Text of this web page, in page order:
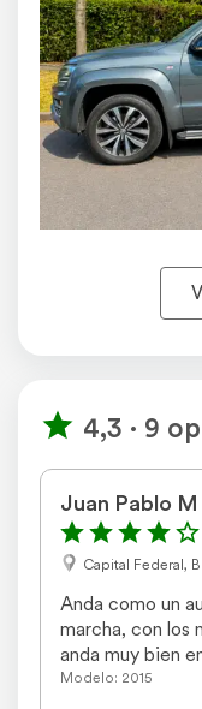
4,3 · 9
Juan Pablo M
Capital Federal,
Anda como un
marcha, con los
anda muy bien
una animalada,
Modelo: 2015